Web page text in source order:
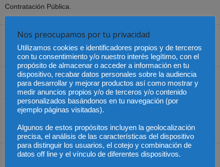
Contratación Pública.
Share
Artículo anterior
Jalisco, el estado con el
mayor número de
personas desaparecidas
en México
Artículo siguiente
Chile – Proyecto que
elimina multas por circular
Artículos relacionados Más del autor
Nos preocupamos por tu privacidad
Utilizamos cookies e identificadores propios y de terceros
con tu consentimiento y/o nuestro interés legítimo, con el
propósito de almacenar o acceder a información en tu
dispositivo, recabar datos personales sobre la audiencia
para desarrollar y mejorar productos así como mostrar y
medir anuncios propios y/o de terceros y/o contenido
personalizados basándonos en tu navegación (por
ejemplo páginas visitadas).
Algunos de estos propósitos incluyen la geolocalización
precisa, el análisis de las características del dispositivo
para distinguir los usuarios, el cotejo y combinación de
datos off line y el vínculo de diferentes dispositivos.